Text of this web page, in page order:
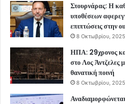
Στουρνάρας: Η
υποθέσεων
επιπτώσεις στην
8 Οκτωβρίου, 2025
ΗΠΑ: 29χρονος
στο Λος Άντζελες
θανατική ποινή
8 Οκτωβρίου, 2025